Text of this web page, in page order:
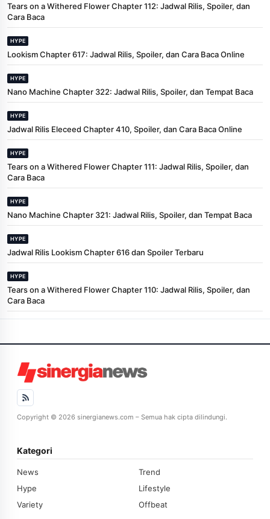
Tears on a Withered Flower Chapter 112: Jadwal Rilis, Spoiler, dan
Cara Baca
HYPE
Lookism Chapter 617: Jadwal Rilis, Spoiler, dan Cara Baca Online
HYPE
Nano Machine Chapter 322: Jadwal Rilis, Spoiler, dan Tempat Baca
HYPE
Jadwal Rilis Eleceed Chapter 410, Spoiler, dan Cara Baca Online
HYPE
Tears on a Withered Flower Chapter 111: Jadwal Rilis, Spoiler, dan
Cara Baca
HYPE
Nano Machine Chapter 321: Jadwal Rilis, Spoiler, dan Tempat Baca
HYPE
Jadwal Rilis Lookism Chapter 616 dan Spoiler Terbaru
HYPE
Tears on a Withered Flower Chapter 110: Jadwal Rilis, Spoiler, dan
Cara Baca
Copyright © 2026 sinergianews.com – Semua hak cipta dilindungi.
Kategori
News
Trend
Hype
Lifestyle
Variety
Offbeat